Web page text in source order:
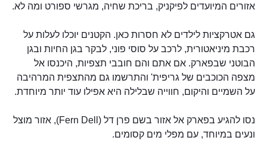
אזורים המיועדים לפיקניק, בריכת שחיה, מגרשי ספורט ומה לא.
גם אטרקציות לילדים לא חסרות כאן. הקטנים יוכלו לעלות על
רכבת מיניאטורית, לרכב על סוסי פוני, לבקר בגן החיות ובגן
הבוטני שבפארק. אם אתם והם חובבי תצפיות, היכנסו אל
מצפה הכוכבים של גריפית' והתרשמו גם מהתצפית המרהיבה
על השמיים והיקום, חווייה שבלילה היא אפילו עוד יותר מיוחדת.
נסו להגיע בפארק אל אזור בשם פרן דל (Fern Dell), אזור מוצל
ונעים במיוחד, עם מפלי מים קסומים.